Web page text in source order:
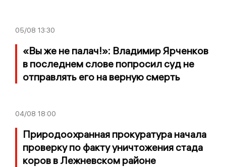
05/08 13:30
«Вы же не палач!»: Владимир Ярченков
в последнем слове попросил суд не
отправлять его на верную смерть
04/08 18:00
Природоохранная прокуратура начала
проверку по факту уничтожения стада
коров в Лежневском районе